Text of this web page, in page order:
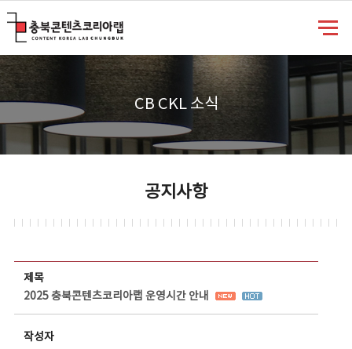
CB CKL 소식
공지사항
제목
2025 충북콘텐츠코리아랩 운영시간 안내
작성자